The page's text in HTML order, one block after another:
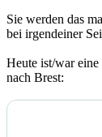
Sie werden das
bei irgendeiner
Heute ist/war
nach Brest: